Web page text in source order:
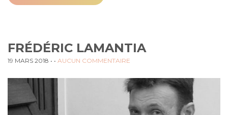
FRÉDÉRIC LAMANTIA
19 MARS 2018 • • AUCUN COMMENTAIRE